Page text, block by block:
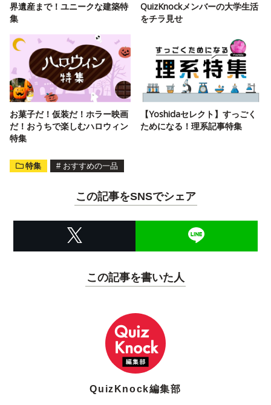
界遺産まで！ユニークな建築特
集
QuizKnockメンバーの大学生活
をチラ見せ
お菓子だ！仮装だ！ホラー映画
だ！おうちで楽しむハロウィン
特集
【Yoshidaセレクト】すっごく
ためになる！理系記事特集
特集 # おすすめの一品
この記事をSNSでシェア
この記事を書いた人
QuizKnock編集部